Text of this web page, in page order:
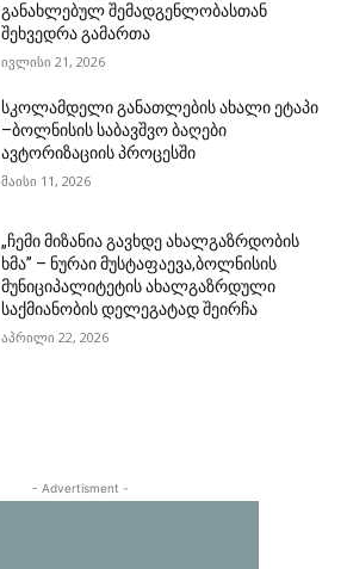
განახლებულ შემადგენლობასთან
შეხვედრა გამართა
ივლისი 21, 2026
სკოლამდელი განათლების ახალი ეტაპი
–ბოლნისის საბავშვო ბაღები
ავტორიზაციის პროცესში
მაისი 11, 2026
„ჩემი მიზანია გავხდე ახალგაზრდობის
ხმა’’ – ნურაი მუსტაფაევა,ბოლნისის
მუნიციპალიტეტის ახალგაზრდული
საქმიანობის დელეგატად შეირჩა
აპრილი 22, 2026
- Advertisment -